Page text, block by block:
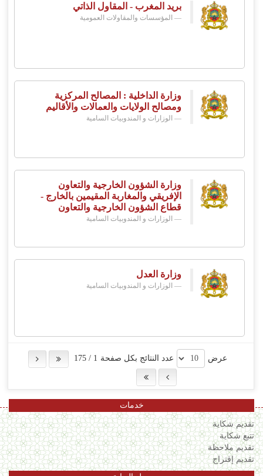
بريد المغرب - المقاول الذاتي
المؤسسات والمقاولات العمومية
وزارة الداخلية : المصالح المركزية
ومصالح الولايات والعمالات والأقاليم
الوزارات و المندوبيات السامية
وزارة الشؤون الخارجية والتعاون
الإفريقي والمغاربة المقيمين بالخارج -
قطاع الشؤون الخارجية والتعاون
الوزارات و المندوبيات السامية
وزارة العدل
الوزارات و المندوبيات السامية
عرض عدد النتائج بكل صفحة 1
/
175
خدمات
تقديم شكاية
تتبع شكاية
تقديم ملاحظة
تقديم إقتراح